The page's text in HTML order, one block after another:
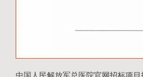
中国人民解放军总医院官网招标项目